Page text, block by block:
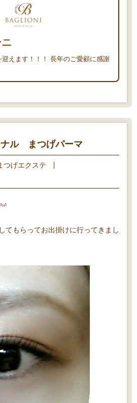
えます！！！ 長年のご愛顧に感謝
ナル まつげパーマ
つげエクステ
てもらってお出掛けに行ってきまし